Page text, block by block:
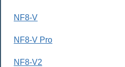
NF8-V
NF8-V Pro
NF8-V2